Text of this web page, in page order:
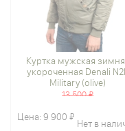
Куртка мужская
укороченная Denali
Military (olive)
13 500 ₽
Цена:9 900 ₽
Нет в